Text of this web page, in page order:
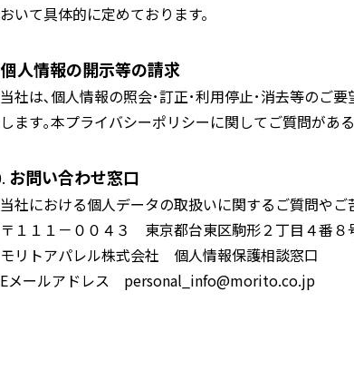
おいて具体的に定めております。
個人情報の開示等の請求
当社は､個人情報の照会･訂正･利用停止･消去等のご
します｡本プライバシーポリシーに関してご質問があ
お問い合わせ窓口
当社における個人データの取扱いに関するご質問や
〒１１１－００４３ 東京都台東区駒形２丁目４番８
モリトアパレル株式会社 個人情報保護相談窓口
Eメールアドレス personal_info@morito.co.jp